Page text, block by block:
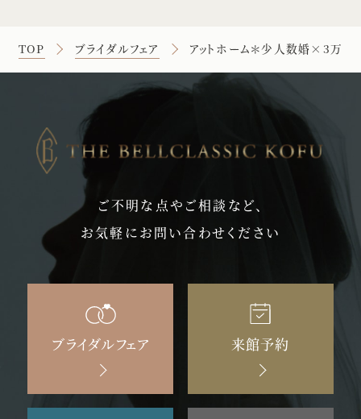
TOP ブライダルフェア アットホーム＊少人数婚×3万
ご不明な点やご相談など、
お気軽にお問い合わせください
ブライダルフェア 来館予約